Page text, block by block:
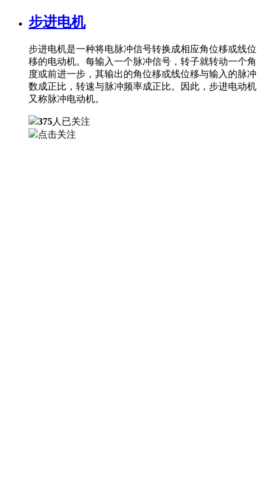
步进电机
步进电机是一种将电脉冲信号转换成相应角位移或线位
移的电动机。每输入一个脉冲信号，转子就转动一个角
度或前进一步，其输出的角位移或线位移与输入的脉冲
数成正比，转速与脉冲频率成正比。因此，步进电动机
又称脉冲电动机。
375人已关注
点击关注